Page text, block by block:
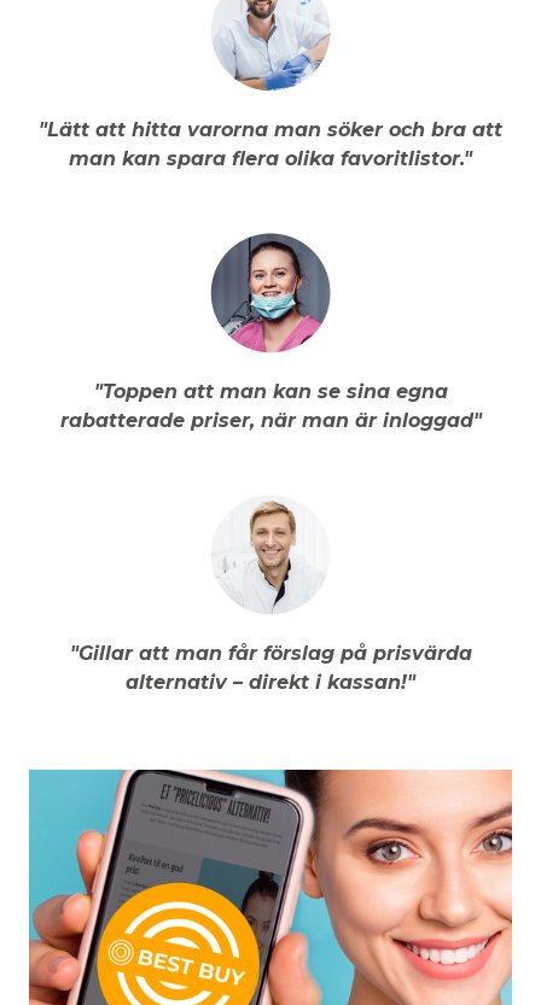
"Lätt att hitta varorna man söker och bra att
man kan spara flera olika favoritlistor."
"Toppen att man kan se sina egna
rabatterade priser, när man är inloggad"
"Gillar att man får förslag på prisvärda
alternativ – direkt i kassan!"